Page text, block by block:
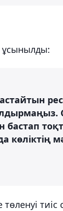
ұсынылды:
бастап
тиіс